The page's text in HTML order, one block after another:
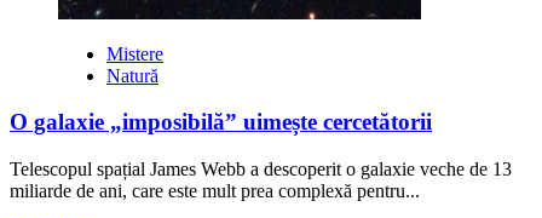
Mistere
Natură
O galaxie „imposibilă” uimește cercetătorii
Telescopul spațial James Webb a descoperit o galaxie veche de 13
miliarde de ani, care este mult prea complexă pentru...